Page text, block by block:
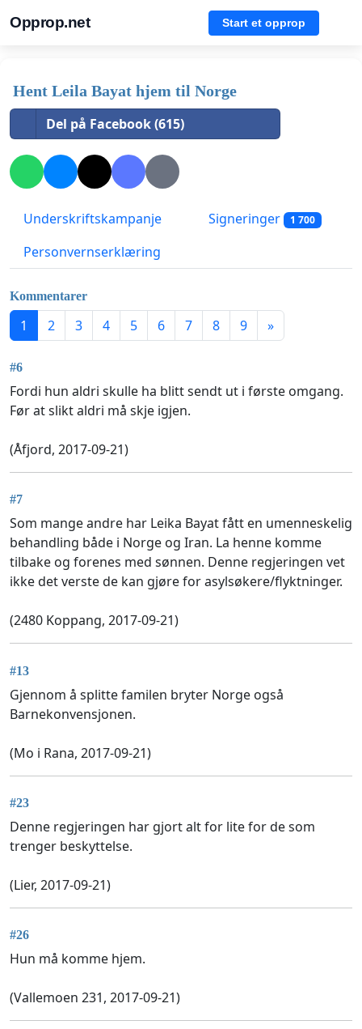
Opprop.net Start et opprop
Hent Leila Bayat hjem til Norge
Del på Facebook (615)
Underskriftskampanje Signeringer 1 700
Personvernserklæring
Kommentarer
1 2 3 4 5 6 7 8 9 »
#6
Fordi hun aldri skulle ha blitt sendt ut i første omgang.
Før at slikt aldri må skje igjen.
(Åfjord, 2017-09-21)
#7
Som mange andre har Leika Bayat fått en umenneskelig
behandling både i Norge og Iran. La henne komme
tilbake og forenes med sønnen. Denne regjeringen vet
ikke det verste de kan gjøre for asylsøkere/flyktninger.
(2480 Koppang, 2017-09-21)
#13
Gjennom å splitte familen bryter Norge også
Barnekonvensjonen.
(Mo i Rana, 2017-09-21)
#23
Denne regjeringen har gjort alt for lite for de som
trenger beskyttelse.
(Lier, 2017-09-21)
#26
Hun må komme hjem.
(Vallemoen 231, 2017-09-21)